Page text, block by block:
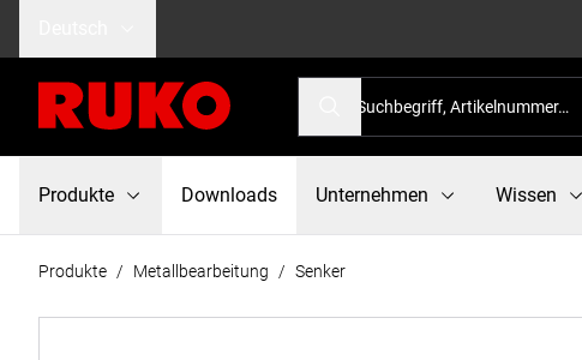
Produkte Downloads Unternehmen Wissen
Produkte / Metallbearbeitung / Senker